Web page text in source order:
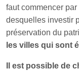
faut commencer
desquelles investir
préservation du
les villes qui sont
Il est possible de